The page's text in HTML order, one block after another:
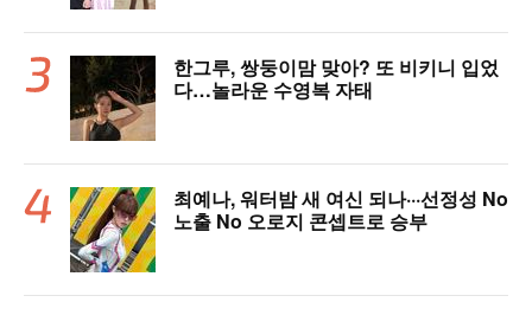
한그루, 쌍둥이맘 맞아? 또 비키니 입었
다…놀라운 수영복 자태
최예나, 워터밤 새 여신 되나···선정성 No
노출 No 오로지 콘셉트로 승부